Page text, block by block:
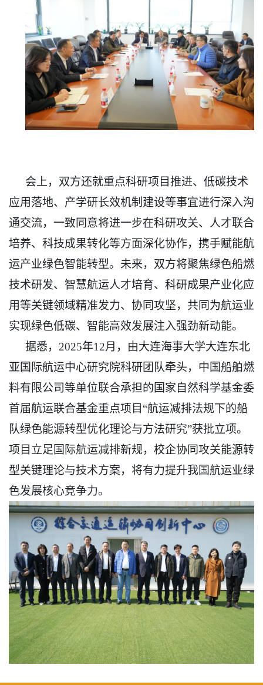
会上，双方还就重点科研项目推进、低碳技术
应用落地、产学研长效机制建设等事宜进行深入沟
通交流，一致同意将进一步在科研攻关、人才联合
培养、科技成果转化等方面深化协作，携手赋能航
运产业绿色智能转型。未来，双方将聚焦绿色船燃
技术研发、智慧航运人才培育、科研成果产业化应
用等关键领域精准发力、协同攻坚，共同为航运业
实现绿色低碳、智能高效发展注入强劲新动能。
据悉， 2025年12月，由大连海事大学大连东北
亚国际航运中心研究院科研团队牵头，中国船舶燃
料有限公司等单位联合承担的国家自然科学基金委
首届航运联合基金重点项目“航运减排法规下的船
队绿色能源转型优化理论与方法研究”获批立项。
项目立足国际航运减排新规，校企协同攻关能源转
型关键理论与技术方案，将有力提升我国航运业绿
色发展核心竞争力。